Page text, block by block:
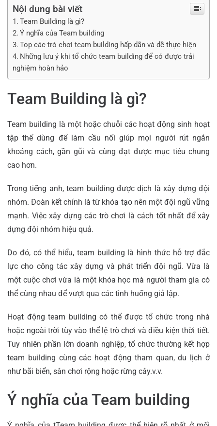
Nội dung bài viết
Team Building là gì?
Ý nghĩa của Team building
Top các trò chơi team building hấp dẫn và dễ thực hiện
Những lưu ý khi tổ chức team building để có được trải
nghiệm hoàn hảo
Team Building là gì?
Team building là một hoặc chuỗi các hoạt động sinh hoạt
tập thể dùng để làm cầu nối giúp mọi người rút ngắn
khoảng cách, gần gũi và cùng đạt được mục tiêu chung
cao hơn.
Trong tiếng anh, team building được dịch là xây dựng đội
nhóm. Đoàn kết chính là từ khóa tạo nên một đội ngũ vững
mạnh. Việc xây dựng các trò chơi là cách tốt nhất để xây
dựng đội nhóm hiệu quả.
Do đó, có thể hiểu, team building là hình thức hỗ trợ đắc
lực cho công tác xây dựng và phát triển đội ngũ. Vừa là
một cuộc chơi vừa là một khóa học mà người tham gia có
thể cùng nhau để vượt qua các tình huống giả lập.
Hoạt động team building có thể được tổ chức trong nhà
hoặc ngoài trời tùy vào thể lệ trò chơi và điều kiện thời tiết.
Tuy nhiên phần lớn doanh nghiệp, tổ chức thường kết hợp
team building cùng các hoạt động tham quan, du lịch ở
như bãi biển, sân chơi rộng hoặc rừng cây.v.v.
Ý nghĩa của Team building